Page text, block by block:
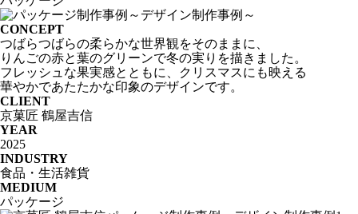
CONCEPT
つばらつばらの柔らかな世界観をそのままに、
りんごの赤と葉のグリーンで冬の実りを描きました。
フレッシュな果実感とともに、クリスマスにも映える
華やかであたたかな印象のデザインです。
CLIENT
京菓匠 鶴屋吉信
YEAR
2025
INDUSTRY
食品・生活雑貨
MEDIUM
パッケージ